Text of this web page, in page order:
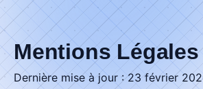
Tarifs
Installation
Mentions Légales
Dernière mise à jour : 23 février